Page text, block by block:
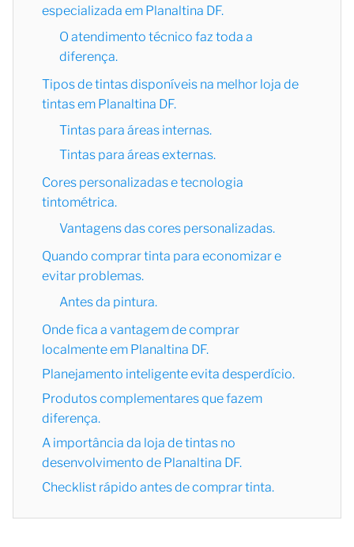
especializada em Planaltina DF.
O atendimento técnico faz toda a
diferença.
Tipos de tintas disponíveis na melhor loja de
tintas em Planaltina DF.
Tintas para áreas internas.
Tintas para áreas externas.
Cores personalizadas e tecnologia
tintométrica.
Vantagens das cores personalizadas.
Quando comprar tinta para economizar e
evitar problemas.
Antes da pintura.
Onde fica a vantagem de comprar
localmente em Planaltina DF.
Planejamento inteligente evita desperdício.
Produtos complementares que fazem
diferença.
A importância da loja de tintas no
desenvolvimento de Planaltina DF.
Checklist rápido antes de comprar tinta.